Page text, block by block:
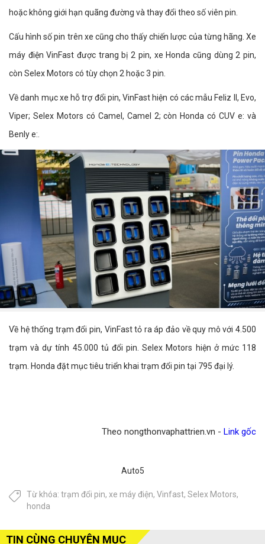
hoặc không giới hạn quãng đường và thay đổi theo số viên pin.
Cấu hình số pin trên xe cũng cho thấy chiến lược của từng hãng. Xe
máy điện VinFast được trang bị 2 pin, xe Honda cũng dùng 2 pin,
còn Selex Motors có tùy chọn 2 hoặc 3 pin.
Về danh mục xe hỗ trợ đổi pin, VinFast hiện có các mẫu Feliz II, Evo,
Viper; Selex Motors có Camel, Camel 2; còn Honda có CUV e: và
Benly e:.
Về hệ thống trạm đổi pin, VinFast tỏ ra áp đảo về quy mô với 4.500
trạm và dự tính 45.000 tủ đổi pin. Selex Motors hiện ở mức 118
trạm. Honda đặt mục tiêu triển khai trạm đổi pin tại 795 đại lý.
Theo nongthonvaphattrien.vn - Link gốc
Auto5
Từ khóa: trạm đổi pin, xe máy điện, Vinfast, Selex Motors,
honda
TIN CÙNG CHUYÊN MỤC